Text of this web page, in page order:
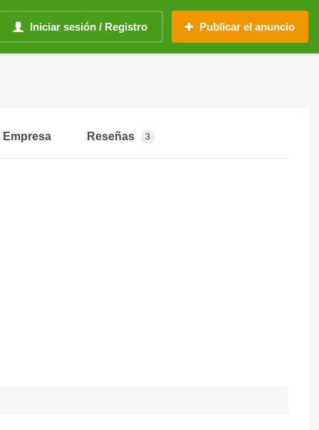
Iniciar sesión / Registro Publicar el anuncio
Empresa Reseñas 3